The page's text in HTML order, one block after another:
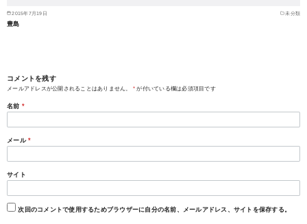
2015年7月19日 未分類
豊島
コメントを残す
メールアドレスが公開されることはありません。 * が付いている欄は必須項目です
名前 *
メール *
サイト
次回のコメントで使用するためブラウザーに自分の名前、メールアドレス、サイトを保存する。